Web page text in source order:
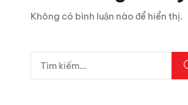
Không có bình luận nào để hiển thị.